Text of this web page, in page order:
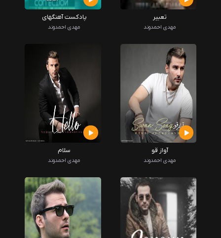
تعبیر
مهدی احمدوند
پادکست آهنگهای
مهدی احمدوند
آواز قو
مهدی احمدوند
سلام
مهدی احمدوند